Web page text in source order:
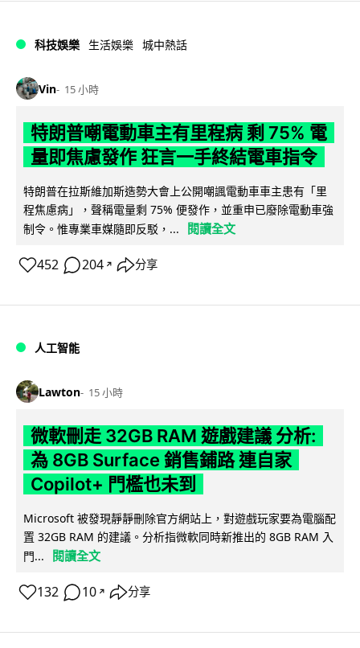
科技娛樂 生活娛樂 城中熱話
Vin 15 小時
特朗普嘲電動車主有里程病 剩 75% 電
量即焦慮發作 狂言一手終結電車指令
特朗普在拉斯維加斯造勢大會上公開嘲諷電動車車主患有「里
程焦慮病」，聲稱電量剩 75% 便發作，並重申已廢除電動車強
制令。惟專業車媒隨即反駁，...
閱讀全文
452 204 ↗ 分享
人工智能
Lawton 15 小時
微軟刪走 32GB RAM 遊戲建議 分析:
為 8GB Surface 銷售鋪路 連自家
Copilot+ 門檻也未到
Microsoft 被發現靜靜刪除官方網站上，對遊戲玩家要為電腦配
置 32GB RAM 的建議。分析指微軟同時新推出的 8GB RAM 入
門...
閱讀全文
132 10 ↗ 分享